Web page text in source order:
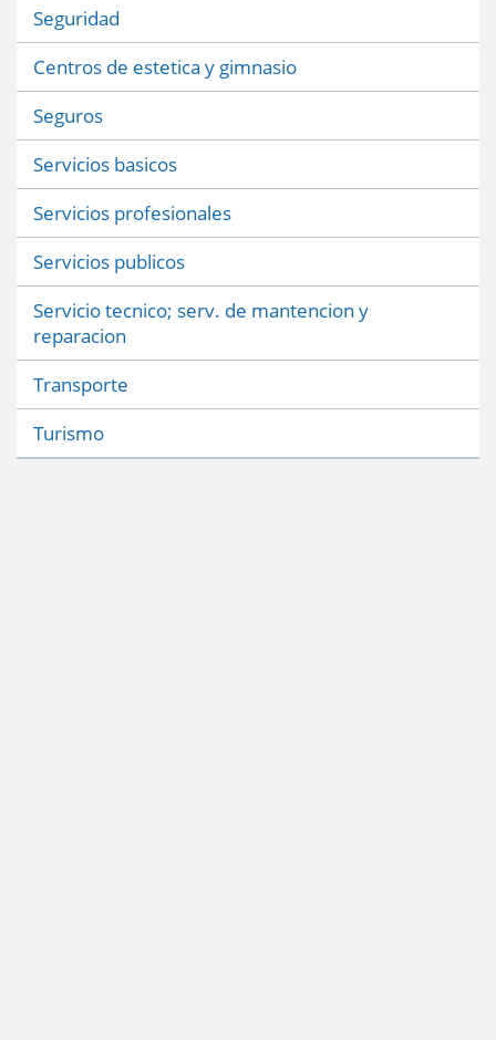
Seguridad
Centros de estetica y gimnasio
Seguros
Servicios basicos
Servicios profesionales
Servicios publicos
Servicio tecnico; serv. de mantencion y
reparacion
Transporte
Turismo